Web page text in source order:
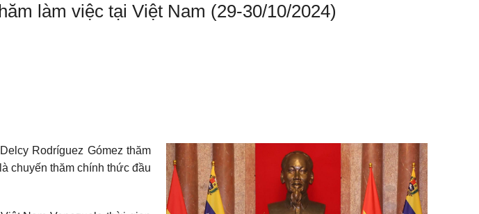
làm việc tại Việt Nam (29-30/10/2024)
Rodríguez Gómez thăm
chuyến thăm chính thức đầu